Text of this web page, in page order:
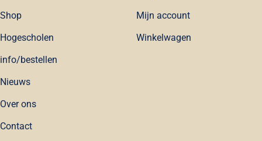
Shop
Hogescholen
info/bestellen
Nieuws
Over ons
Contact
Mijn account
Winkelwagen